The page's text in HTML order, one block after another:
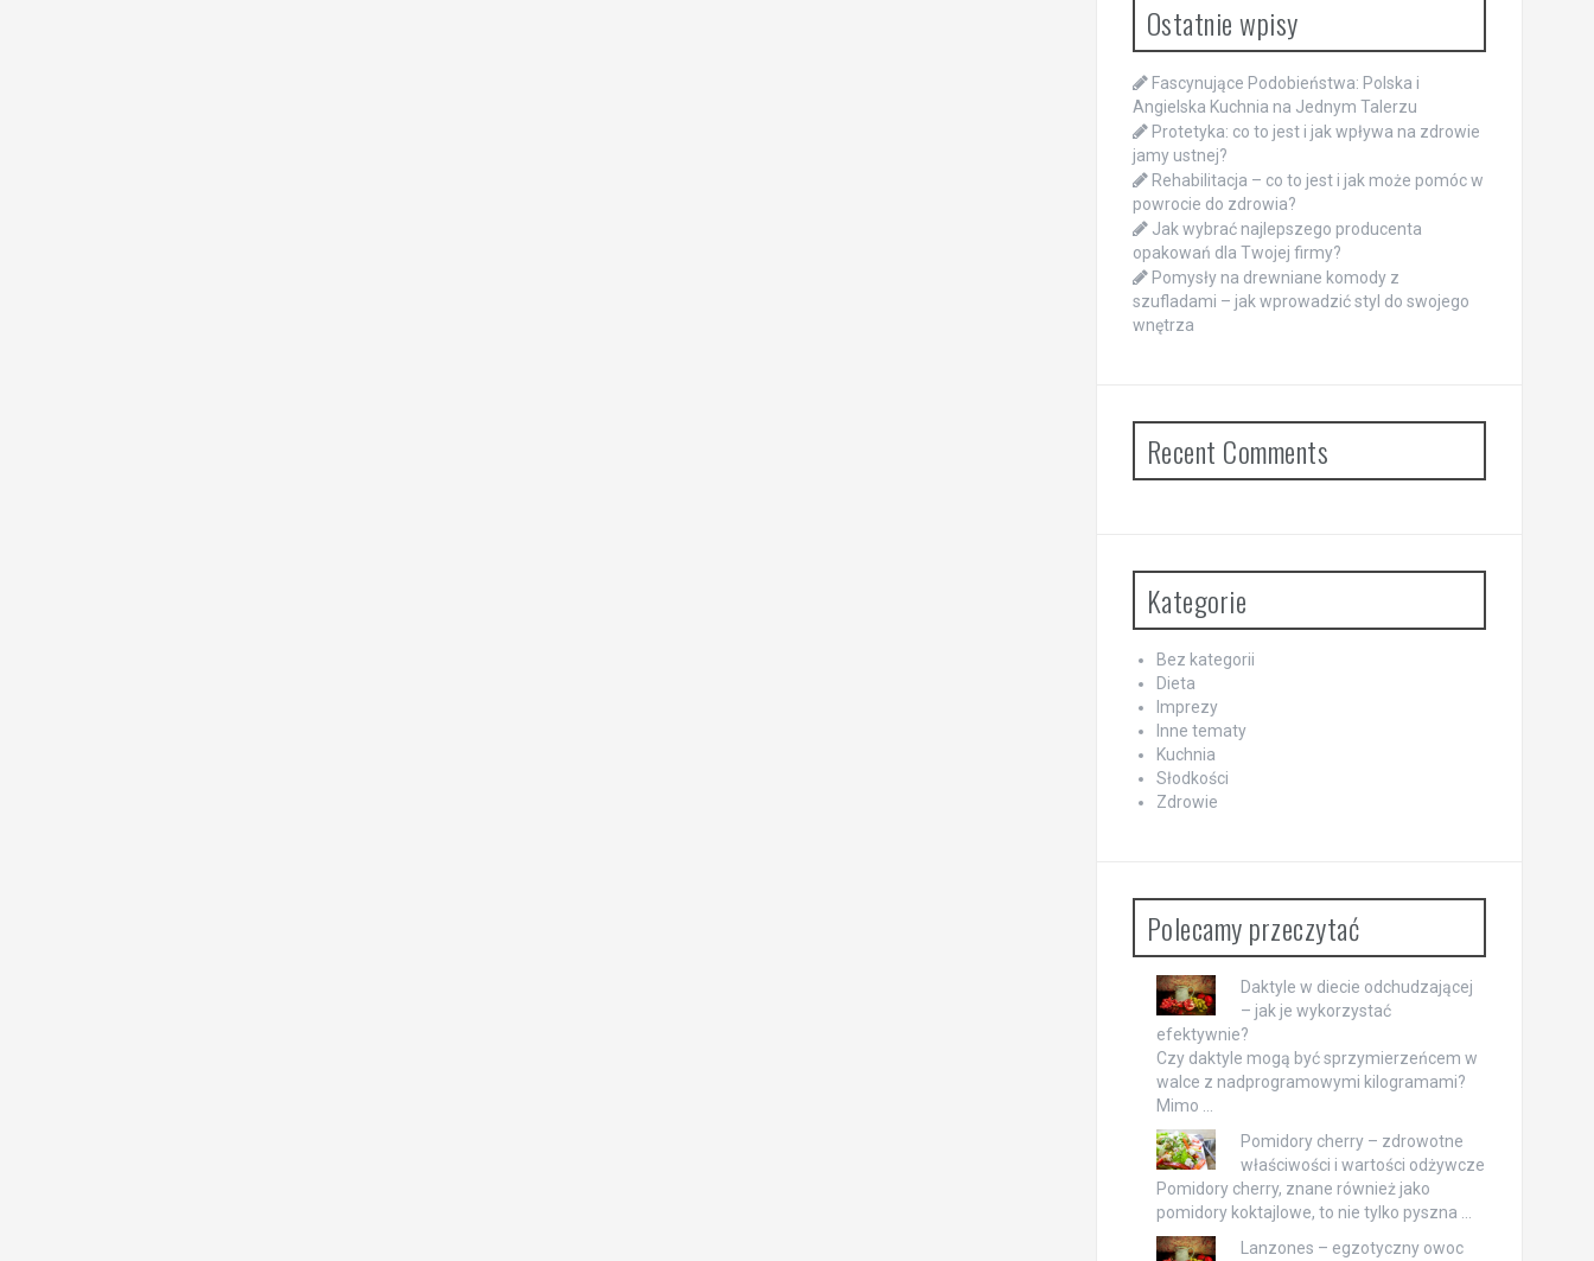
Ostatnie wpisy
Fascynujące Podobieństwa: Polska i
Angielska Kuchnia na Jednym Talerzu
Protetyka: co to jest i jak wpływa na zdrowie
jamy ustnej?
Rehabilitacja – co to jest i jak może pomóc w
powrocie do zdrowia?
Jak wybrać najlepszego producenta
opakowań dla Twojej firmy?
Pomysły na drewniane komody z
szufladami – jak wprowadzić styl do swojego
wnętrza
Recent Comments
Kategorie
Bez kategorii
Dieta
Imprezy
Inne tematy
Kuchnia
Słodkości
Zdrowie
Polecamy przeczytać
Daktyle w diecie odchudzającej
– jak je wykorzystać
efektywnie?
Czy daktyle mogą być sprzymierzeńcem w
walce z nadprogramowymi kilogramami?
Mimo …
Pomidory cherry – zdrowotne
właściwości i wartości odżywcze
Pomidory cherry, znane również jako
pomidory koktajlowe, to nie tylko pyszna …
Lanzones – egzotyczny owoc